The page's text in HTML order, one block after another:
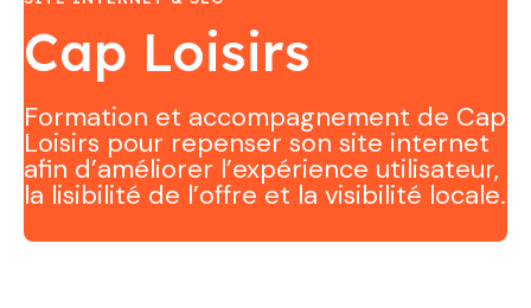
Cap Loisirs
Formation et accompagnement de Cap
Loisirs pour repenser son site internet
afin d’améliorer l’expérience utilisateur,
la lisibilité de l’offre et la visibilité locale.